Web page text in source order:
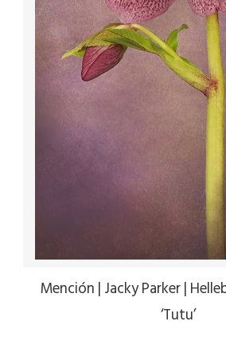
Mención | Jacky Parker |
‘Tutu’